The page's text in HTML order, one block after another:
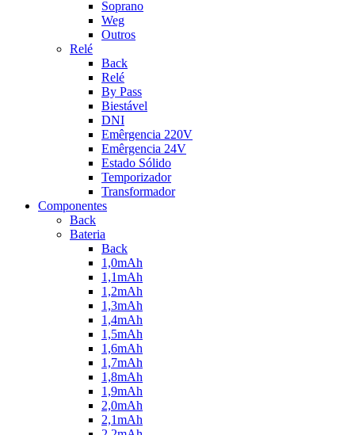
Soprano
Weg
Outros
Relé
Back
Relé
By Pass
Biestável
DNI
Emêrgencia 220V
Emêrgencia 24V
Estado Sólido
Temporizador
Transformador
Componentes
Back
Bateria
Back
1,0mAh
1,1mAh
1,2mAh
1,3mAh
1,4mAh
1,5mAh
1,6mAh
1,7mAh
1,8mAh
1,9mAh
2,0mAh
2,1mAh